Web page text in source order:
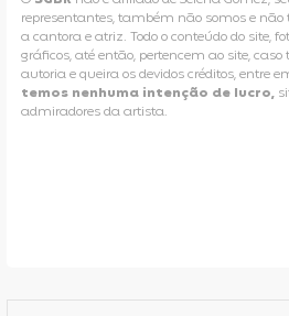
representantes, também não somos e
a cantora e atriz. Todo o conteúdo do site,
gráficos, até então, pertencem ao site,
autoria e queira os devidos créditos, entre
temos nenhuma intenção de lucro,
admiradores da artista.